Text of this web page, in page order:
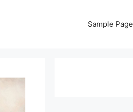
Sample Page